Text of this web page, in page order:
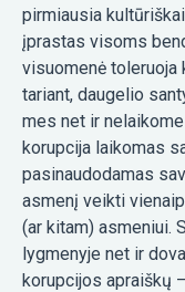
pirmiausia
įprastas visoms
visuomenė toleruoja
tariant, daugelio
mes net ir
korupcija laikomas
pasinaudodamas
asmenį veikti
(ar kitam) asmeniui.
lygmenyje net ir
korupcijos apraiškų